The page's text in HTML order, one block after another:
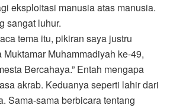
eksploitasi manusia atas manusia.
sangat luhur.
tema itu, pikiran saya justru
Muhammadiyah ke-49,
Bercahaya.” Entah mengapa
akrab. Keduanya seperti lahir dari
Sama-sama berbicara tentang